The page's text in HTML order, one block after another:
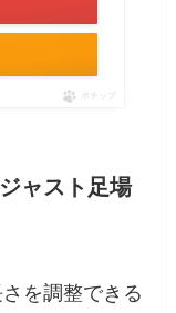
ポチップ
ャスト足場
を調整できる